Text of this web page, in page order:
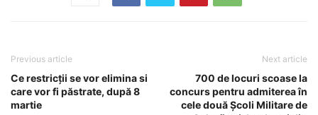
Previous article
Ce restricții se vor elimina si
care vor fi păstrate, după 8
martie
Next article
700 de locuri scoase la
concurs pentru admiterea în
cele două Școli Militare de